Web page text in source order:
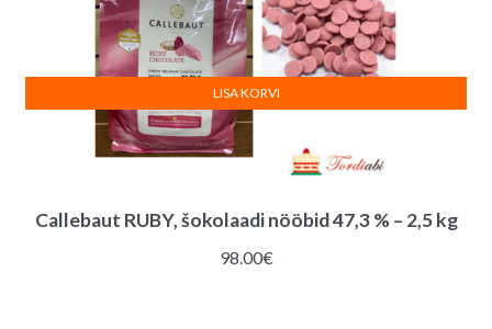
Callebaut RUBY, šokolaadi nööbid 47,3 % – 2,5 kg
98.00€
LISA KORVI